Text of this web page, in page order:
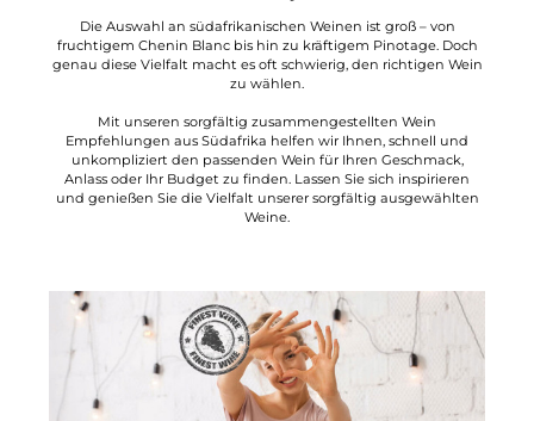
Die Auswahl an südafrikanischen Weinen ist groß – von
fruchtigem Chenin Blanc bis hin zu kräftigem Pinotage. Doch
genau diese Vielfalt macht es oft schwierig, den richtigen Wein
zu wählen.
Mit unseren sorgfältig zusammengestellten Wein
Empfehlungen aus Südafrika helfen wir Ihnen, schnell und
unkompliziert den passenden Wein für Ihren Geschmack,
Anlass oder Ihr Budget zu finden. Lassen Sie sich inspirieren
und genießen Sie die Vielfalt unserer sorgfältig ausgewählten
Weine.